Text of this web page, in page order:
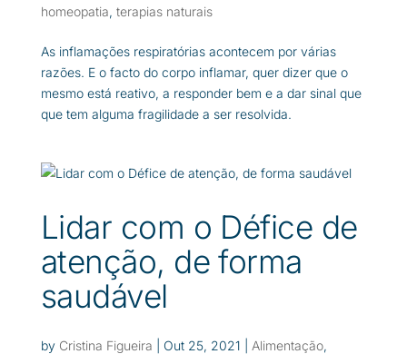
homeopatia, terapias naturais
As inflamações respiratórias acontecem por várias
razões. E o facto do corpo inflamar, quer dizer que o
mesmo está reativo, a responder bem e a dar sinal que
que tem alguma fragilidade a ser resolvida.
Lidar com o Défice de
atenção, de forma
saudável
by Cristina Figueira Out 25, 2021 Alimentação,